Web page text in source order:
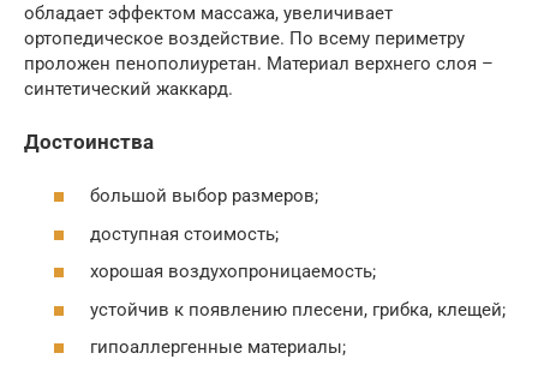
обладает эффектом массажа, увеличивает
ортопедическое воздействие. По всему периметру
проложен пенополиуретан. Материал верхнего слоя –
синтетический жаккард.
Достоинства
большой выбор размеров;
доступная стоимость;
хорошая воздухопроницаемость;
устойчив к появлению плесени, грибка, клещей;
гипоаллергенные материалы;